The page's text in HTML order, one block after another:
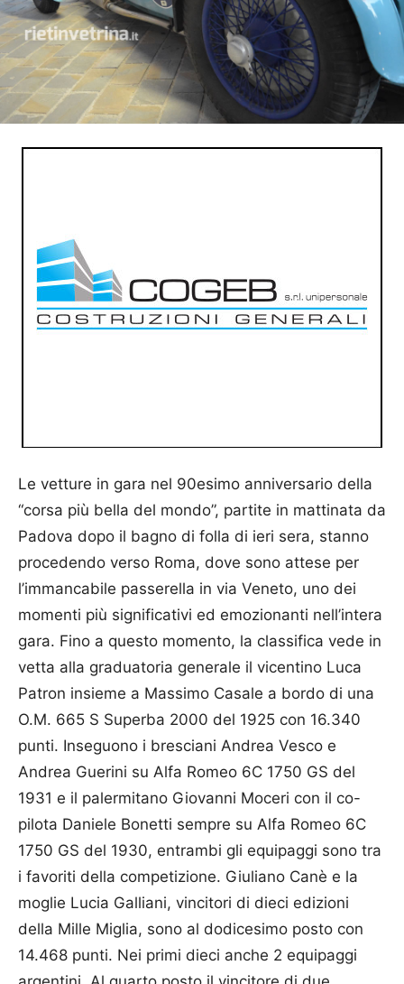
Le vetture in gara nel 90esimo anniversario della
“corsa più bella del mondo”, partite in mattinata da
Padova dopo il bagno di folla di ieri sera, stanno
procedendo verso Roma, dove sono attese per
l’immancabile passerella in via Veneto, uno dei
momenti più significativi ed emozionanti nell’intera
gara. Fino a questo momento, la classifica vede in
vetta alla graduatoria generale il vicentino Luca
Patron insieme a Massimo Casale a bordo di una
O.M. 665 S Superba 2000 del 1925 con 16.340
punti. Inseguono i bresciani Andrea Vesco e
Andrea Guerini su Alfa Romeo 6C 1750 GS del
1931 e il palermitano Giovanni Moceri con il co-
pilota Daniele Bonetti sempre su Alfa Romeo 6C
1750 GS del 1930, entrambi gli equipaggi sono tra
i favoriti della competizione. Giuliano Canè e la
moglie Lucia Galliani, vincitori di dieci edizioni
della Mille Miglia, sono al dodicesimo posto con
14.468 punti. Nei primi dieci anche 2 equipaggi